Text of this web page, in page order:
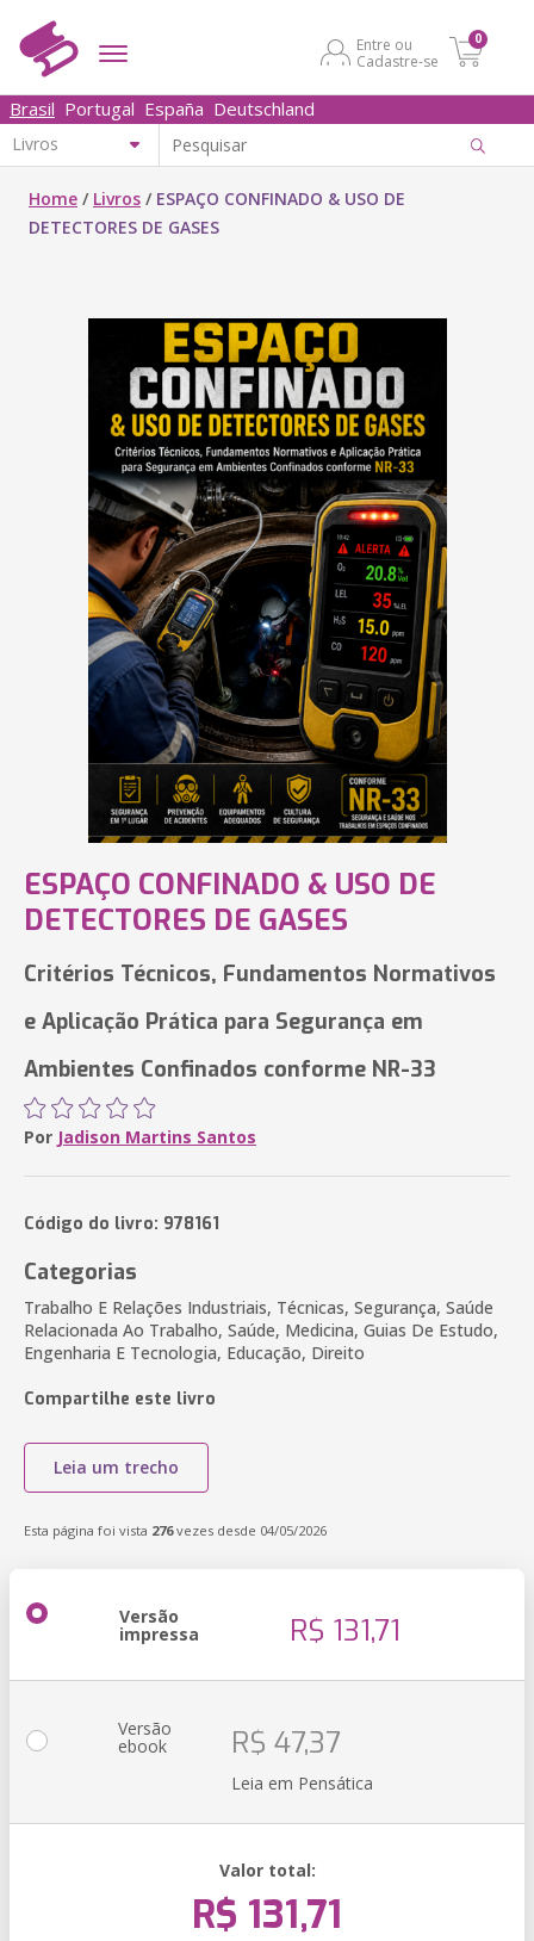
Entre ou
Cadastre-se
0
Brasil Portugal España Deutschland
Home / Livros / ESPAÇO CONFINADO & USO DE
DETECTORES DE GASES
ESPAÇO CONFINADO & USO DE
DETECTORES DE GASES
Critérios Técnicos, Fundamentos Normativos
e Aplicação Prática para Segurança em
Ambientes Confinados conforme NR-33
Por Jadison Martins Santos
Código do livro: 978161
Categorias
Trabalho E Relações Industriais, Técnicas, Segurança, Saúde
Relacionada Ao Trabalho, Saúde, Medicina, Guias De Estudo,
Engenharia E Tecnologia, Educação, Direito
Compartilhe este livro
Leia um trecho
Esta página foi vista 276vezes desde 04/05/2026
Versão
impressa R$ 131,71
Versão
ebook R$ 47,37
Leia em Pensática
Valor total:
R$ 131,71